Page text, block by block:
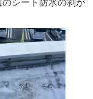
シート防水の剥が